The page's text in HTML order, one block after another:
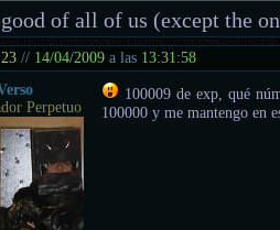
of all of us (except the
23 // 14/04/2009 a las 13:31:58
Perpetuo
100009 de exp, qué
100000 y me mantengo en